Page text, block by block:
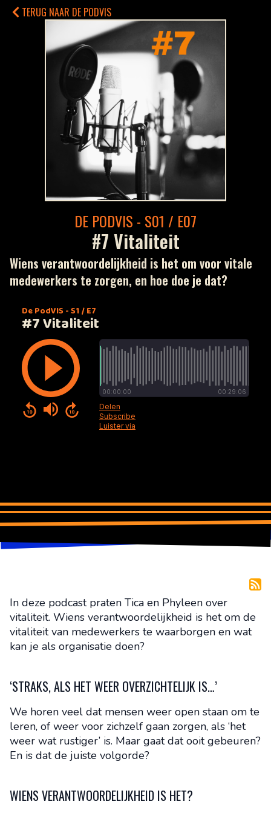
TERUG NAAR DE PODVIS
DE PODVIS - S01 / E07
#7 Vitaliteit
Wiens verantwoordelijkheid is het om voor vitale
medewerkers te zorgen, en hoe doe je dat?
In deze podcast praten Tica en Phyleen over
vitaliteit. Wiens verantwoordelijkheid is het om de
vitaliteit van medewerkers te waarborgen en wat
kan je als organisatie doen?
‘STRAKS, ALS HET WEER OVERZICHTELIJK IS…’
We horen veel dat mensen weer open staan om te
leren, of weer voor zichzelf gaan zorgen, als ‘het
weer wat rustiger’ is. Maar gaat dat ooit gebeuren?
En is dat de juiste volgorde?
WIENS VERANTWOORDELIJKHEID IS HET?